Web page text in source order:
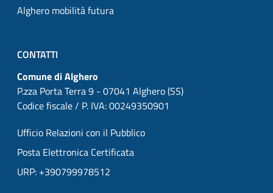
Alghero mobilità futura
CONTATTI
Comune di Alghero
P.zza Porta Terra 9 - 07041 Alghero (SS)
Codice fiscale / P. IVA: 00249350901
Ufficio Relazioni con il Pubblico
Posta Elettronica Certificata
URP: +390799978512